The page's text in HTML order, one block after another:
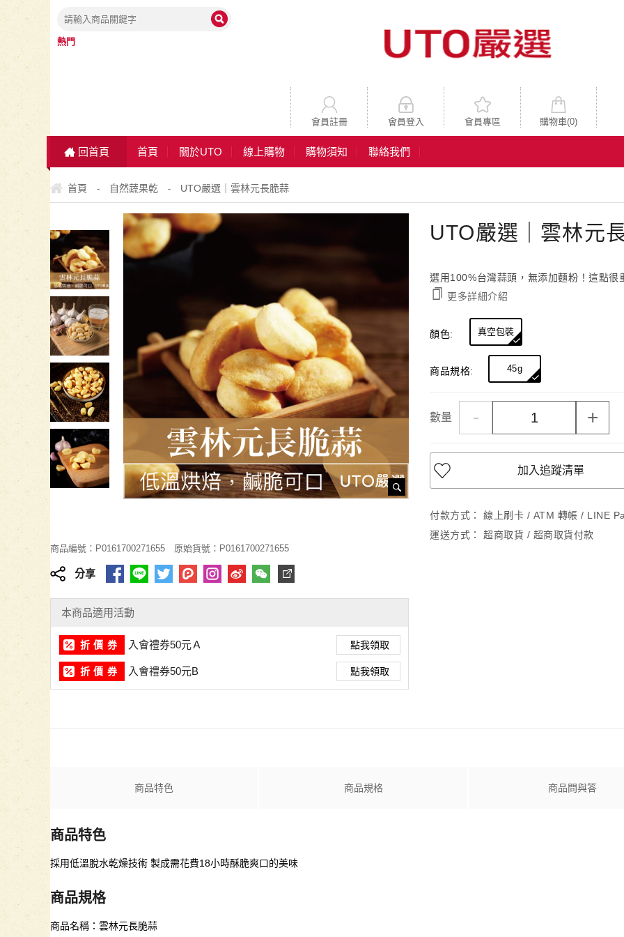
熱門
會員註冊 會員登入 會員專區 購物車(0)
回首頁 首頁 關於UTO 線上購物 購物須知 聯絡我們
首頁 - 自然蔬果乾 - UTO嚴選｜雲林元長脆蒜
商品編號：P0161700271655 原始貨號：P0161700271655
分享
本商品適用活動
折 價 券 入會禮券50元Ａ 點我領取
折 價 券 入會禮券50元B 點我領取
UTO嚴選｜雲林元
選用100%台灣蒜頭，無添加麵粉！這點
更多詳細介紹
顏色: 真空包裝
商品規格: 45g
數量 - +
加入追蹤清單
付款方式：
線上刷卡 / ATM 轉帳 / LINE
運送方式：
超商取貨 / 超商取貨付款
商品特色 商品規格 商品問與答
商品特色
採用低溫脫水乾燥技術 製成需花費18小時酥脆爽口的美味
商品規格
商品名稱：雲林元長脆蒜